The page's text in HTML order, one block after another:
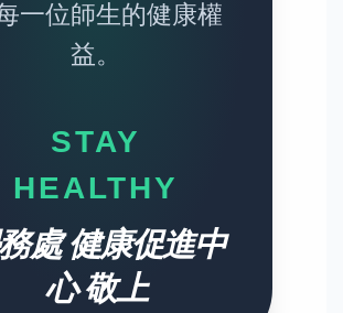
一位師生的健康權
益。
STAY
HEALTHY
處 健康促進中
心 敬上